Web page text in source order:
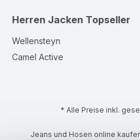
Herren Jacken Topseller
Wellensteyn
Camel Active
* Alle Preise inkl.
Jeans und Hosen online